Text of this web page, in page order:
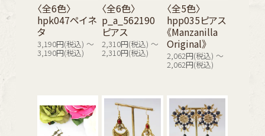
〈全6色〉
hpk047ペイネ
タ
3,190円(税込) ～
3,190円(税込)
〈全6色〉
p_a_562190
ピアス
2,310円(税込) ～
2,310円(税込)
〈全5色〉
hpp035ピアス
《Manzanilla
Original》
2,062円(税込) ～
2,062円(税込)